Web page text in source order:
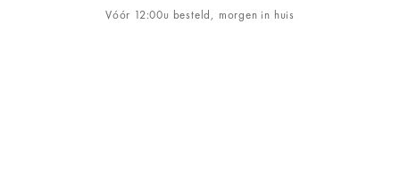
Vóór 12:00u besteld, morgen in huis